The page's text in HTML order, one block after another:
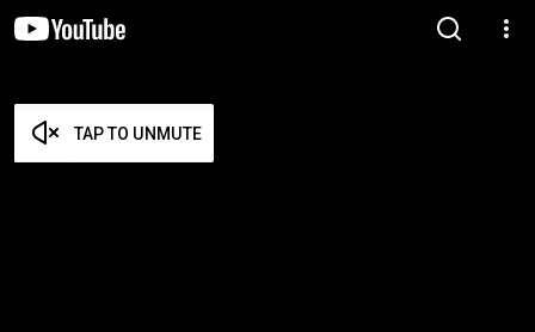
TAP TO UNMUTE